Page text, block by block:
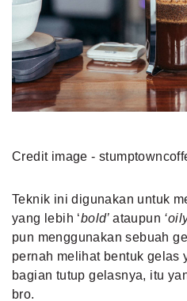
Credit image -
Teknik ini digunakan untuk
yang lebih ‘bold’ataupun
pun menggunakan sebuah
pernah melihat bentuk gelas
bagian tutup gelasnya, itu
bro.